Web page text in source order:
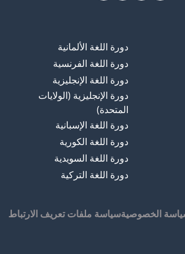
دورة اللغة الألمانية
دورة اللغة الفرنسية
دورة اللغة الإنجليزية
دورة الإنجليزية (الولايات
المتحدة)
دورة اللغة الإسبانية
دورة اللغة الكورية
دورة اللغة السويدية
دورة اللغة التركية
الخصوصيةسياسة ملفات تعريف الارتباط